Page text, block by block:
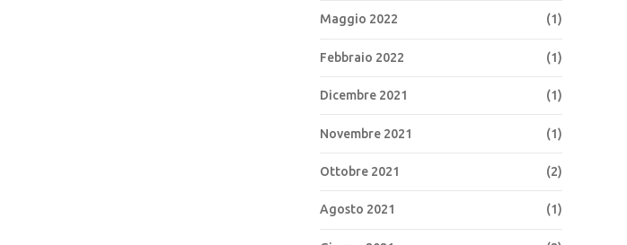
Maggio 2022 (1)
Febbraio 2022 (1)
Dicembre 2021 (1)
Novembre 2021 (1)
Ottobre 2021 (2)
Agosto 2021 (1)